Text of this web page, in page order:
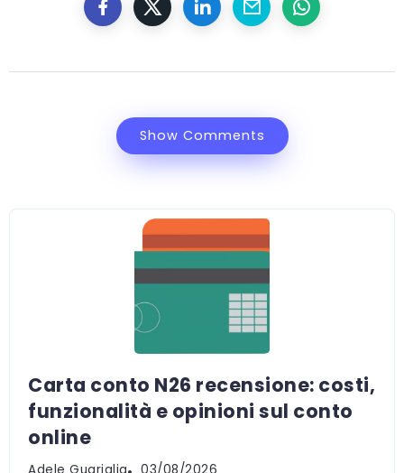
Show Comments
Carta conto N26 recensione: costi,
funzionalità e opinioni sul conto
online